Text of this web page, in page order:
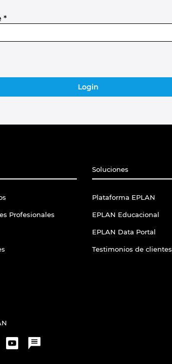
*
Login
Profesionales
Soluciones
Plataforma EPLAN
EPLAN Educacional
EPLAN Data Portal
Testimonios de clientes